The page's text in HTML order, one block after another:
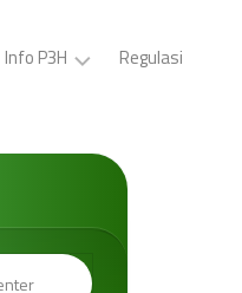
Info P3H
ID
Tugas,
Brosur
P3H
Regulasi